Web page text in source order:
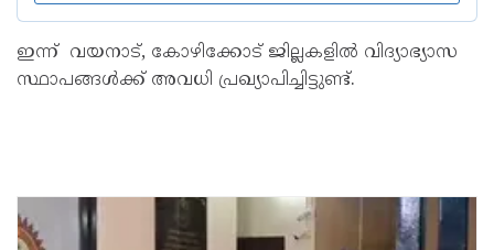
ഇന്ന് വയനാട്, കോഴിക്കോട് ജില്ലകളില്‍ വിദ്യാഭ്യാസ
സ്ഥാപങ്ങള്‍ക്ക് അവധി പ്രഖ്യാപിച്ചിട്ടുണ്ട്.